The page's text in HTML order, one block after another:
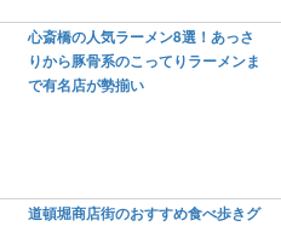
心斎橋の人気ラーメン8選！あっさ
りから豚骨系のこってりラーメンま
で有名店が勢揃い
道頓堀商店街のおすすめ食べ歩きグ